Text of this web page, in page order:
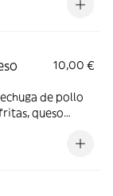
10,00 €
de pollo
queso